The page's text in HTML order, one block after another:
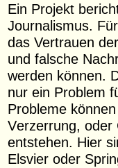
Ein Projekt
Journalismus.
das Vertrauen
und falsche
werden können.
nur ein Problem
Probleme
Verzerrung, oder
entstehen. Hier
Elsvier oder